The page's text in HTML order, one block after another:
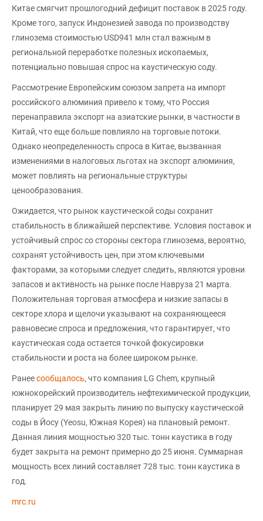
Китае смягчит прошлогодний дефицит поставок в 2025 году.
Кроме того, запуск Индонезией завода по производству
глинозема стоимостью USD941 млн стал важным в
региональной переработке полезных ископаемых,
потенциально повышая спрос на каустическую соду.
Рассмотрение Европейским союзом запрета на импорт
российского алюминия привело к тому, что Россия
перенаправила экспорт на азиатские рынки, в частности в
Китай, что еще больше повлияло на торговые потоки.
Однако неопределенность спроса в Китае, вызванная
изменениями в налоговых льготах на экспорт алюминия,
может повлиять на региональные структуры
ценообразования.
Ожидается, что рынок каустической соды сохранит
стабильность в ближайшей перспективе. Условия поставок и
устойчивый спрос со стороны сектора глинозема, вероятно,
сохранят устойчивость цен, при этом ключевыми
факторами, за которыми следует следить, являются уровни
запасов и активность на рынке после Навруза 21 марта.
Положительная торговая атмосфера и низкие запасы в
секторе хлора и щелочи указывают на сохраняющееся
равновесие спроса и предложения, что гарантирует, что
каустическая сода остается точкой фокусировки
стабильности и роста на более широком рынке.
Ранеесообщалось, что компания LG Chem, крупный
южнокорейский производитель нефтехимической продукции,
планирует 29 мая закрыть линию по выпуску каустической
соды в Йосу (Yeosu, Южная Корея) на плановый ремонт.
Данная линия мощностью 320 тыс. тонн каустика в году
будет закрыта на ремонт примерно до 25 июня. Суммарная
мощность всех линий составляет 728 тыс. тонн каустика в
год.
mrc.ru